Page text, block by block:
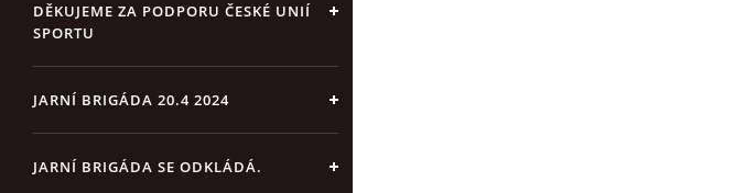
DĚKUJEME ZA PODPORU ČESKÉ UNIÍ
SPORTU
JARNÍ BRIGÁDA 20.4 2024
JARNÍ BRIGÁDA SE ODKLÁDÁ.